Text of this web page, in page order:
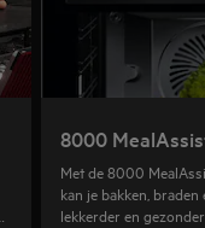
8000
Met de 8000
kan je bakken,
lekkerder en